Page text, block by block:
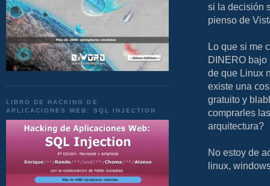
LIBRO DE HACKING DE
APLICACIONES WEB: SQL INJECTION
si la decisión
pienso de
Lo que si me
DINERO
de que Linux
existe una
gratuito y
comprarles
arquitectura?
No estoy de
linux,